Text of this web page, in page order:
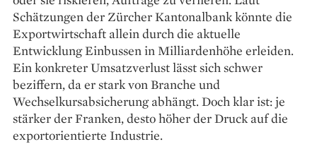
Schätzungen der Zürcher Kantonalbank könnte die
Exportwirtschaft allein durch die aktuelle
Entwicklung Einbussen in Milliardenhöhe erleiden.
Ein konkreter Umsatzverlust lässt sich schwer
beziffern, da er stark von Branche und
Wechselkursabsicherung abhängt. Doch klar ist: je
stärker der Franken, desto höher der Druck auf die
exportorientierte Industrie.